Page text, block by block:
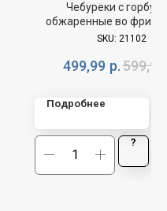
Чебуреки с
обжаренные во
SKU: 21102
499,99 р.599,99
Подробнее
?